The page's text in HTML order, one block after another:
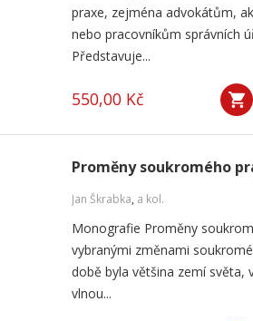
praxe, zejména advokátům,
nebo pracovníkům správních
Představuje...
550,00 Kč
Proměny soukromého
Jan Škrabka, a kol.
Monografie Proměny
vybranými změnami
době byla většina zemí světa,
vlnou...